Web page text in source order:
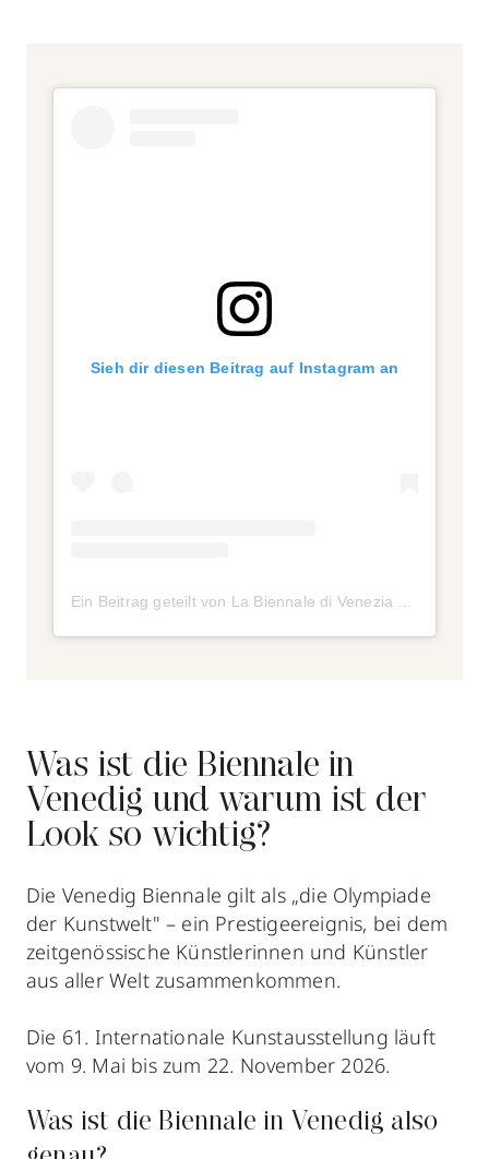
Sieh dir diesen Beitrag auf Instagram an
Was ist die Biennale in
Venedig und warum ist der
Look so wichtig?
Die Venedig Biennale gilt als „die Olympiade
der Kunstwelt" – ein Prestigeereignis, bei dem
zeitgenössische Künstlerinnen und Künstler
aus aller Welt zusammenkommen.
Die 61. Internationale Kunstausstellung läuft
vom 9. Mai bis zum 22. November 2026.
Was ist die Biennale in Venedig also